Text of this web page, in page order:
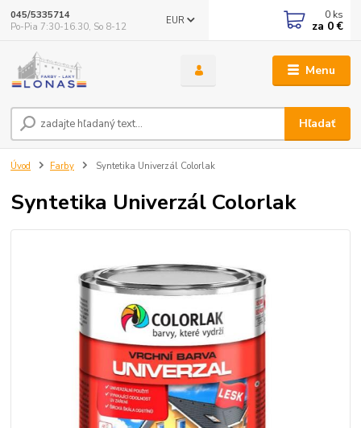
Menu
EUR
Hľadať
045/5335714
Po-Pia 7:30-16.30, So 8-12
0 ks
za 0 €
Úvod Farby Syntetika Univerzál Colorlak
Syntetika Univerzál Colorlak